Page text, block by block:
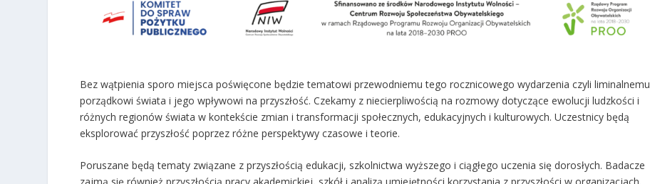
Bez wątpienia sporo miejsca poświęcone będzie tematowi przewodniemu tego rocznicowego wydarzenia czyli liminalnemu
porządkowi świata i jego wpływowi na przyszłość. Czekamy z niecierpliwością na rozmowy dotyczące ewolucji ludzkości i
różnych regionów świata w kontekście zmian i transformacji społecznych, edukacyjnych i kulturowych. Uczestnicy będą
eksplorować przyszłość poprzez różne perspektywy czasowe i teorie.
Poruszane będą tematy związane z przyszłością edukacji, szkolnictwa wyższego i ciągłego uczenia się dorosłych. Badacze